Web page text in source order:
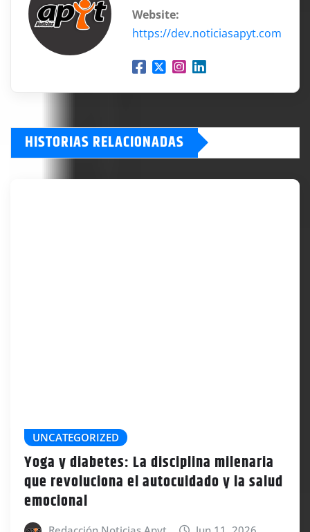
Website:
https://dev.noticiasapyt.com
HISTORIAS RELACIONADAS
UNCATEGORIZED
Yoga y diabetes: La disciplina milenaria
que revoluciona el autocuidado y la salud
emocional